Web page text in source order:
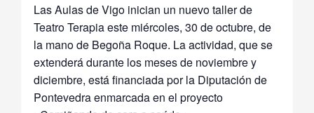
Las Aulas de Vigo inician un nuevo taller de
Teatro Terapia este miércoles, 30 de octubre, de
la mano de Begoña Roque. La actividad, que se
extenderá durante los meses de noviembre y
diciembre, está financiada por la Diputación de
Pontevedra enmarcada en el proyecto